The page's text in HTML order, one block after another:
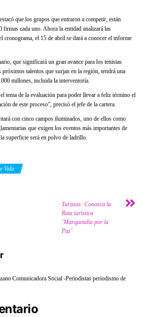
que los grupos que entraron a competir, están
cada uno. Ahora la entidad analizará las
cronograma, el 15 de abril se dará a conocer el informe
que significará un gran avance para los tenistas
próximos talentos que surjan en la región, tendrá una
millones, incluida la interventoría.
tema de la evaluación para poder llevar a feliz término el
de este proceso”, precisó el jefe de la cartera.
con cinco campos iluminados, uno de ellos como
que exigen los eventos más importantes de
superficie será en polvo de ladrillo.
Vida
Turistas: Conozca la
Ruta turística
‘Marquetalia por la
Paz’
Comunicadora Social -Periodistas periodismo de